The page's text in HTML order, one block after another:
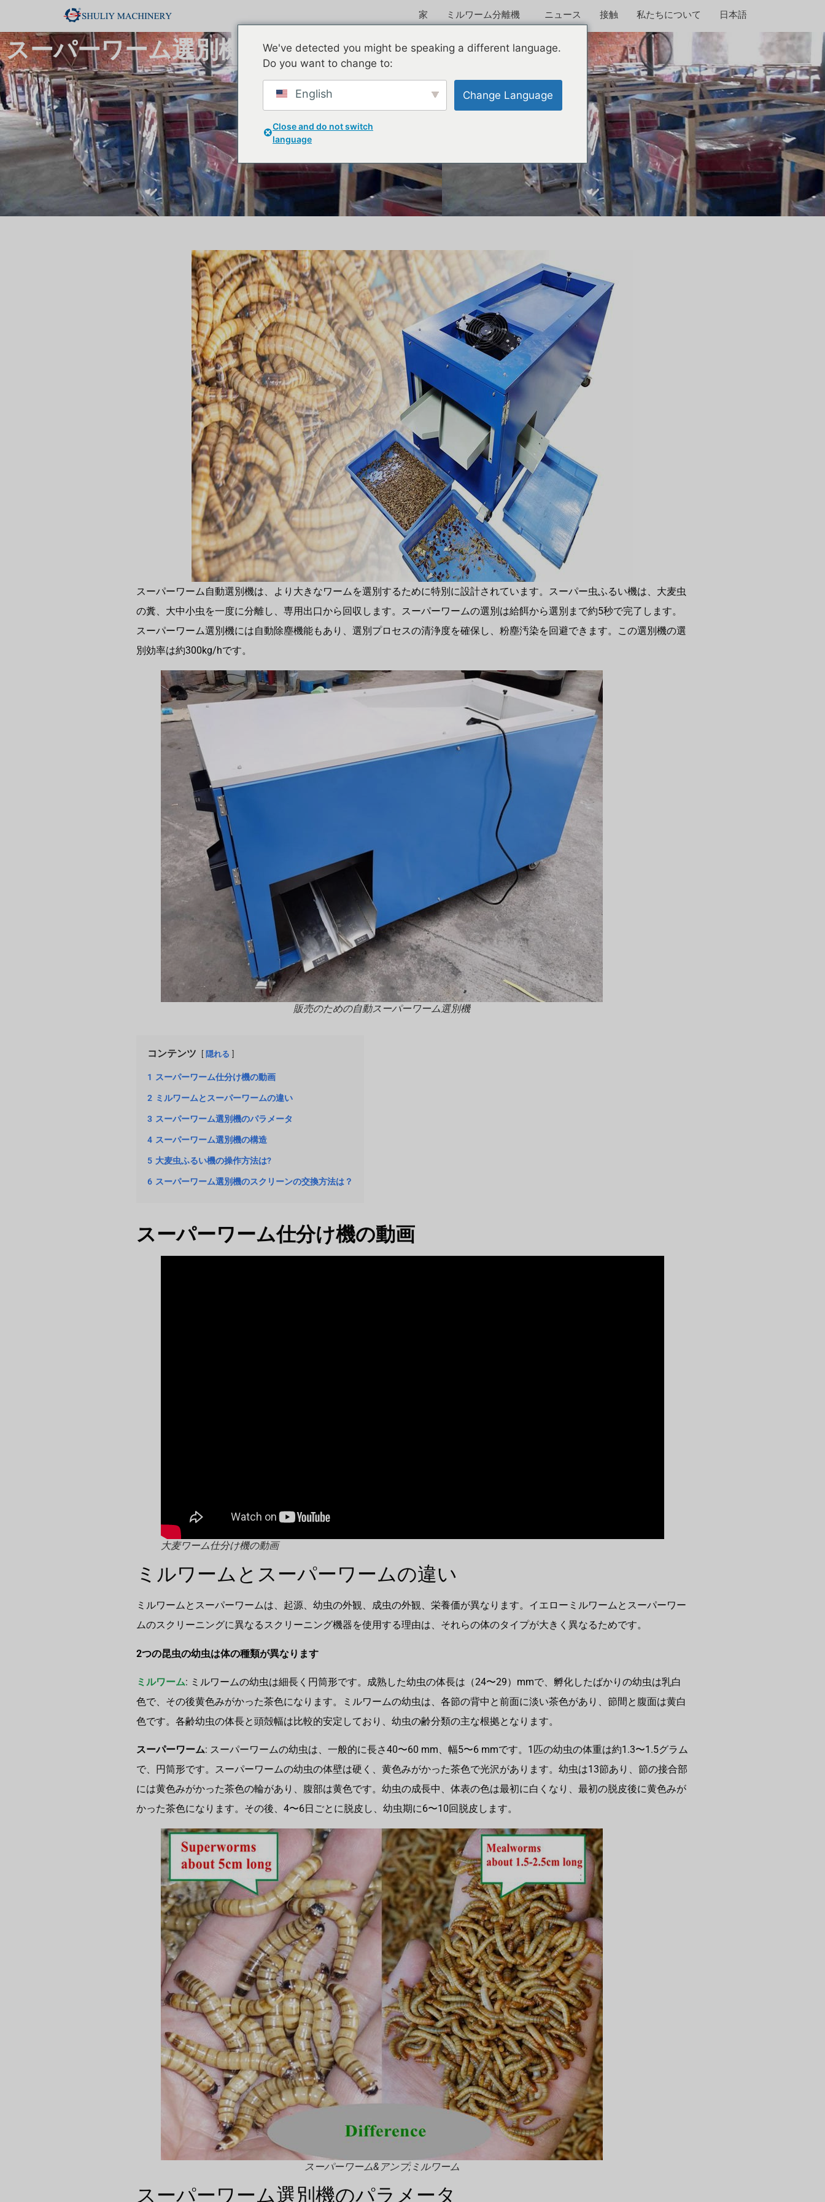
家 ミルワーム分離機 ニュース 接触 私たちについて 日本語
スーパーワーム選別機 |大麦虫ふるい機
スーパーワーム自動選別機は、より大きなワームを選別するために特別に設計されています。スーパー虫ふるい機は、大麦虫
の糞、大中小虫を一度に分離し、専用出口から回収します。スーパーワームの選別は給餌から選別まで約5秒で完了します。
スーパーワーム選別機には自動除塵機能もあり、選別プロセスの清浄度を確保し、粉塵汚染を回避できます。この選別機の選
別効率は約300kg/hです。
販売のための自動スーパーワーム選別機
コンテンツ 隠れる
1 スーパーワーム仕分け機の動画
2 ミルワームとスーパーワームの違い
3 スーパーワーム選別機のパラメータ
4 スーパーワーム選別機の構造
5 大麦虫ふるい機の操作方法は?
6 スーパーワーム選別機のスクリーンの交換方法は？
スーパーワーム仕分け機の動画
大麦ワーム仕分け機の動画
ミルワームとスーパーワームの違い
ミルワームとスーパーワームは、起源、幼虫の外観、成虫の外観、栄養価が異なります。イエローミルワームとスーパーワー
ムのスクリーニングに異なるスクリーニング機器を使用する理由は、それらの体のタイプが大きく異なるためです。
2つの昆虫の幼虫は体の種類が異なります
ミルワーム: ミルワームの幼虫は細長く円筒形です。成熟した幼虫の体長は（24〜29）mmで、孵化したばかりの幼虫は乳白
色で、その後黄色みがかった茶色になります。ミルワームの幼虫は、各節の背中と前面に淡い茶色があり、節間と腹面は黄白
色です。各齢幼虫の体長と頭殻幅は比較的安定しており、幼虫の齢分類の主な根拠となります。
スーパーワーム: スーパーワームの幼虫は、一般的に長さ40〜60 mm、幅5〜6 mmです。1匹の幼虫の体重は約1.3〜1.5グラム
で、円筒形です。スーパーワームの幼虫の体壁は硬く、黄色みがかった茶色で光沢があります。幼虫は13節あり、節の接合部
には黄色みがかった茶色の輪があり、腹部は黄色です。幼虫の成長中、体表の色は最初に白くなり、最初の脱皮後に黄色みが
かった茶色になります。その後、4〜6日ごとに脱皮し、幼虫期に6〜10回脱皮します。
スーパーワーム&アンプ;ミルワーム
スーパーワーム選別機のパラメータ
We've detected you might be speaking a different language.
Do you want to change to:
English Change Language
Close and do not switch
language